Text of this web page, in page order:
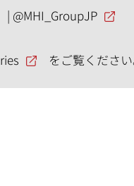
| @MHI_GroupJP
をご覧ください